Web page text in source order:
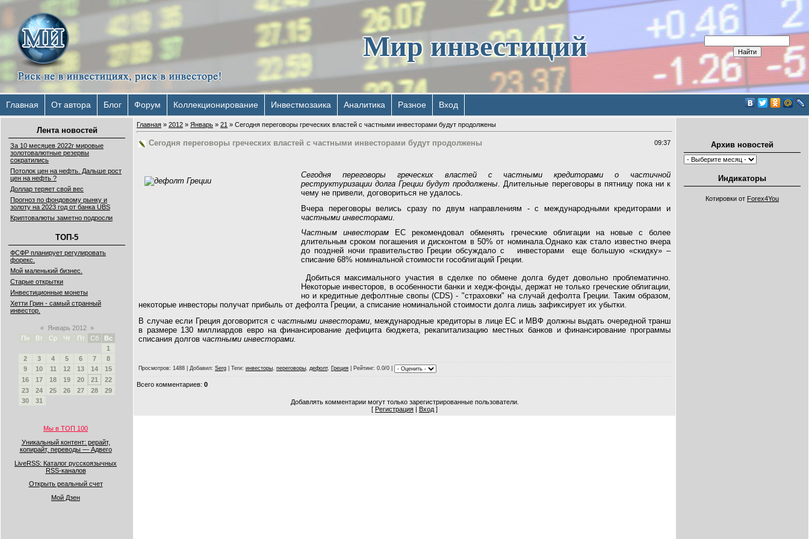
Мир инвестиций
Главная От автора Блог Форум Коллекционирование Инвестмозаика Аналитика Разное Вход
Лента новостей
За 10 месяцев 2022г мировые
золотовалютные резервы
сократились
Потолок цен на нефть. Дальше рост
цен на нефть ?
Доллар теряет свой вес
Прогноз по фондовому рынку и
золоту на 2023 год от банка UBS
Криптовалюты заметно подросли
ТОП-5
ФСФР планирует регулировать
форекс.
Мой маленький бизнес.
Старые открытки
Инвестиционные монеты
Хетти Грин - самый странный
инвестор.
« Январь 2012 »
Пн
Вт Ср Чт Пт Сб
Вс
1
2
3 4 5 6 7
8
9
10 11 12 13 14
15
16
17 18 19 20 21
22
23
24 25 26 27 28
29
30
31
Мы в ТОП 100
Уникальный контент: рерайт,
копирайт, переводы — Адвего
LiveRSS: Каталог русскоязычных
RSS-каналов
Открыть реальный счет
Мой Дзен
Главная » 2012 » Январь » 21 » Сегодня переговоры греческих властей с частными инвесторами будут продолжены
Сегодня переговоры греческих властей с частными инвесторами будут продолжены 09:37
Сегодня переговоры греческих властей с частными кредиторами о частичной
реструктуризации долга Греции будут продолжены . Длительные переговоры в пятницу пока ни к
чему не привели, договориться не удалось.
Вчера переговоры велись сразу по двум направлениям - с международными кредиторами и
частными инвесторами
Частныминвесторам ЕС рекомендовал обменять греческие облигации на новые с более
длительным сроком погашения и дисконтом в 50% от номинала.Однако как стало известно вчера
до поздней ночи правительство Греции обсуждало с инвесторами еще большую «скидку» –
списание 68% номинальной стоимости гособлигаций Греции.
Добиться максимального участия в сделке по обмене долга будет довольно проблематично.
Некоторые инвесторов, в особенности банки и хедж-фонды, держат не только греческие облигации,
но и кредитные дефолтные свопы (CDS) - "страховки" на случай дефолта Греции. Таким образом,
некоторые инвесторы получат прибыль от дефолта Греции, а списание номинальной стоимости долга лишь зафиксирует их убытки.
В случае если Греция договорится с частными инвесторами, международные кредиторы в лице ЕС и МВФ должны выдать очередной транш
в размере 130 миллиардов евро на финансирование дефицита бюджета, рекапитализацию местных банков и финансирование программы
списания долгов частными инвесторами.
Просмотров: 1488 | Добавил: Serg Теги: инвесторы, переговоры, дефолт, Греция Рейтинг: 0.0/0 |
Всего комментариев: 0
Добавлять комментарии могут только зарегистрированные пользователи.
[ Регистрация | Вход ]
Архив новостей
Индикаторы
Котировки от Forex4You